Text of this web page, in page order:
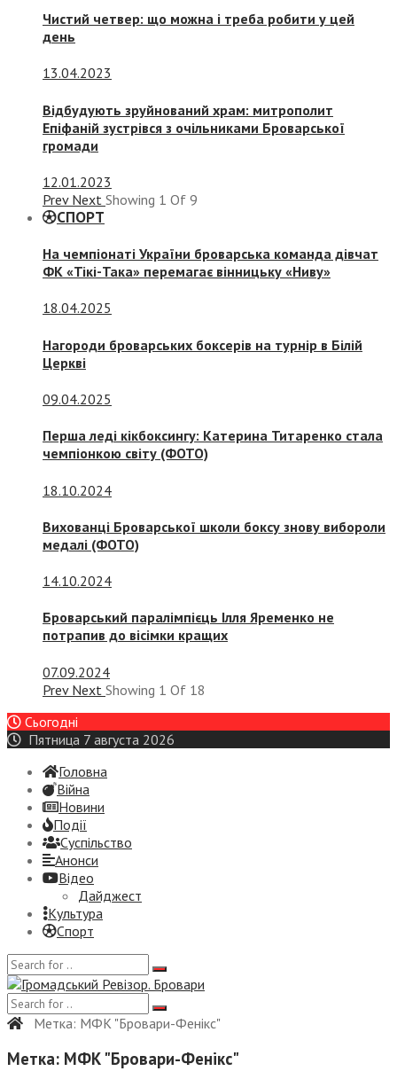
Чистий четвер: що можна і треба робити у цей
день
13.04.2023
Відбудують зруйнований храм: митрополит
Епіфаній зустрівся з очільниками Броварської
громади
12.01.2023
Prev Next Showing 1 Of 9
СПОРТ
На чемпіонаті України броварська команда дівчат
ФК «Тікі-Така» перемагає вінницьку «Ниву»
18.04.2025
Нагороди броварських боксерів на турнір в Білій
Церкві
09.04.2025
Перша леді кікбоксингу: Катерина Титаренко стала
чемпіонкою світу (ФОТО)
18.10.2024
Вихованці Броварської школи боксу знову вибороли
медалі (ФОТО)
14.10.2024
Броварський паралімпієць Ілля Яременко не
потрапив до вісімки кращих
07.09.2024
Prev Next Showing 1 Of 18
Сьогодні
Пятница 7 августа 2026
Головна
Війна
Новини
Події
Суспiльство
Анонси
Відео
Дайджест
Культура
Спорт
Метка: МФК "Бровари-Фенікс"
Метка: МФК "Бровари-Фенікс"